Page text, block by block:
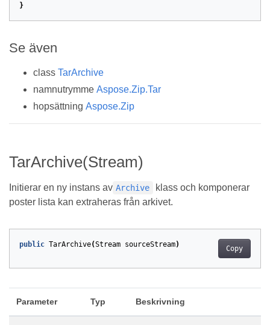
}
Se även
class TarArchive
namnutrymme Aspose.Zip.Tar
hopsättning Aspose.Zip
TarArchive(Stream)
Initierar en ny instans av Archive
klass och komponerar
poster lista kan extraheras från arkivet.
Copy
public TarArchive(Stream sourceStream)
Parameter Typ Beskrivning